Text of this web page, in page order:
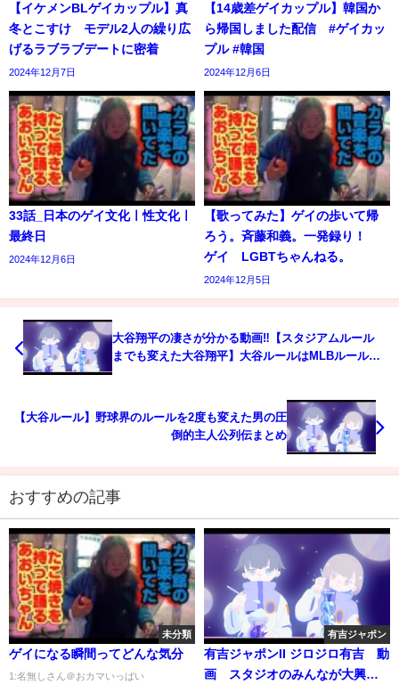
【イケメンBLゲイカップル】真
冬とこすけ モデル2人の繰り広
げるラブラブデートに密着
2024年12月7日
【14歳差ゲイカップル】韓国か
ら帰国しました配信 #ゲイカッ
プル #韓国
2024年12月6日
33話_日本のゲイ文化ㅣ性文化ㅣ
最終日
2024年12月6日
【歌ってみた】ゲイの歩いて帰
ろう。斉藤和義。一発録り！
ゲイ LGBTちゃんねる。
2024年12月5日
大谷翔平の凄さが分かる動画‼︎【スタジアムルール
までも変えた大谷翔平】大谷ルールはMLBルールだ
【大谷ルール】野球界のルールを2度も変えた男の圧
倒的主人公列伝まとめ
おすすめの記事
未分類
ゲイになる瞬間ってどんな気分
1:名無しさん＠おカマいっぱい
有吉ジャポン
有吉ジャポンII ジロジロ有吉 動
画 スタジオのみんなが大興奮